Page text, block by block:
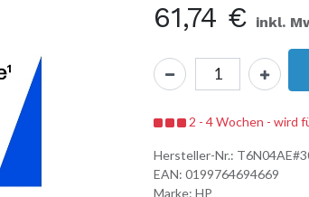
61,74 € inkl.
2 - 4 Wochen - wird
Hersteller-Nr.:
EAN: 0199764694669
Marke: HP